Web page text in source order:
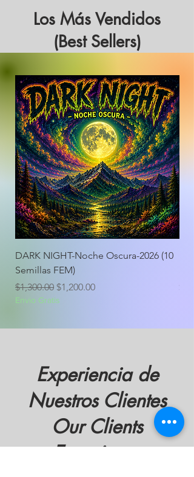
Los Más Vendidos
(Best Sellers)
DARK NIGHT-Noche Oscura-2026 (10
Semillas FEM)
Precio
$1,300.00 Precio de oferta
$1,200.00
Envio Gratis
Experiencia de
Nuestros Clientes
Our Clients
Experience